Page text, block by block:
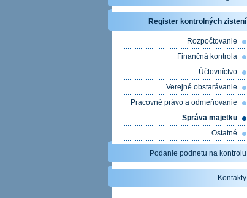
Register kontrolných zistení
Rozpočtovanie
Finančná kontrola
Účtovníctvo
Verejné obstarávanie
Pracovné právo a odmeňovanie
Správa majetku
Ostatné
Podanie podnetu na kontrolu
Kontakty